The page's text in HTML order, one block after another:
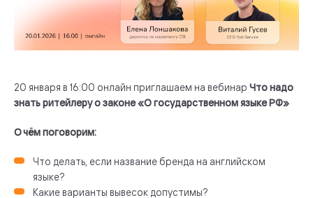
20 января в 16:00 онлайн приглашаем на вебинар Что надо
знать ритейлеру о законе «О государственном языке РФ»
О чём поговорим:
Что делать, если название бренда на английском
языке?
Какие варианты вывесок допустимы?